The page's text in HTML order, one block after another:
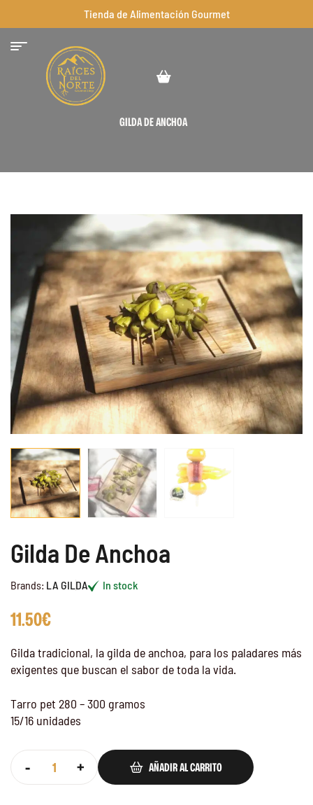
Tienda de Alimentación Gourmet
GILDA DE ANCHOA
Gilda De Anchoa
Brands: LA GILDA In stock
11.50€
Gilda tradicional, la gilda de anchoa, para los paladares más
exigentes que buscan el sabor de toda la vida.
Tarro pet 280 – 300 gramos
15/16 unidades
- + AÑADIR AL CARRITO